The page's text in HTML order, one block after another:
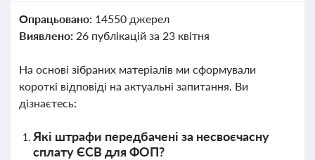
Опрацьовано: 14550 джерел
Виявлено: 26 публікацій за 23 квітня
На основі зібраних матеріалів ми сформували
короткі відповіді на актуальні запитання. Ви
дізнаєтесь:
Які штрафи передбачені за несвоєчасну
сплату ЄСВ для ФОП?